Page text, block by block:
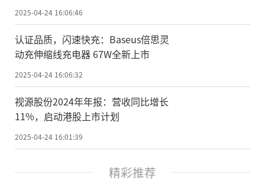
2025-04-24 16:06:46
认证品质，闪速快充：Baseus倍思灵
动充伸缩线充电器 67W全新上市
2025-04-24 16:06:32
视源股份2024年年报：营收同比增长
11%，启动港股上市计划
2025-04-24 16:01:39
精彩推荐